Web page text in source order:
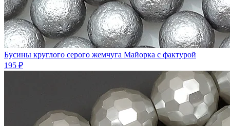
Бусины круглого серого жемчуга Майорка с фактурой
195 ₽